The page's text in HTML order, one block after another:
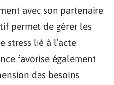
avec son partenaire
permet de gérer les
stress lié à l’acte
favorise également
des besoins